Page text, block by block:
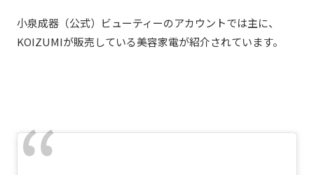
小泉成器（公式）ビューティーのアカウントでは主に、
KOIZUMIが販売している美容家電が紹介されています。